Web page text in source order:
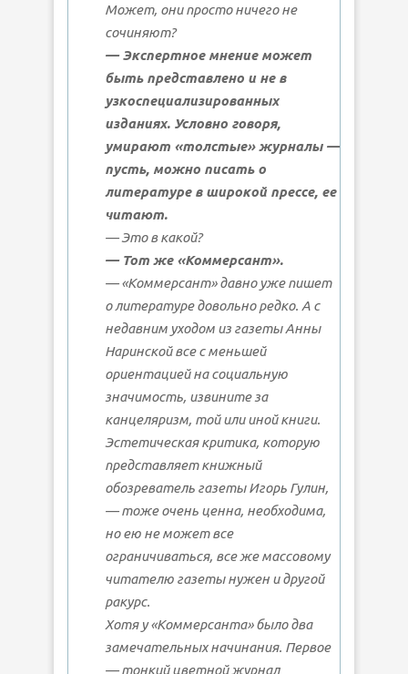
Может, они просто ничего не
сочиняют?
— Экспертное мнение может
быть представлено и не в
узкоспециализированных
изданиях. Условно говоря,
умирают «толстые» журналы —
пусть, можно писать о
литературе в широкой прессе, ее
читают.
— Это в какой?
— Тот же «Коммерсант».
— «Коммерсант» давно уже пишет
о литературе довольно редко. А с
недавним уходом из газеты Анны
Наринской все с меньшей
ориентацией на социальную
значимость, извините за
канцеляризм, той или иной книги.
Эстетическая критика, которую
представляет книжный
обозреватель газеты Игорь Гулин,
— тоже очень ценна, необходима,
но ею не может все
ограничиваться, все же массовому
читателю газеты нужен и другой
ракурс.
Хотя у «Коммерсанта» было два
замечательных начинания. Первое
— тонкий цветной журнал